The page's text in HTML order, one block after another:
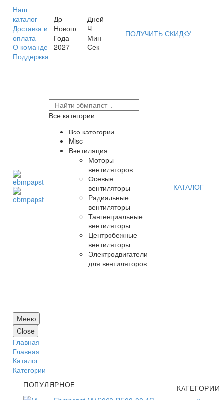
Наш
каталог
Доставка и
оплата
О команде
Поддержка
До
Нового
Года
2027
Дней
Ч
Мин
Сек
ПОЛУЧИТЬ СКИДКУ
Все категории
Все категории
Misc
Вентиляция
Моторы
вентиляторов
Осевые
вентиляторы
Радиальные
вентиляторы
Тангенциальные
вентиляторы
Центробежные
вентиляторы
Электродвигатели
для вентиляторов
КАТАЛОГ
Меню
Close
Главная
Главная
Каталог
Категории
ПОПУЛЯРНОЕ
КАТЕГОРИИ